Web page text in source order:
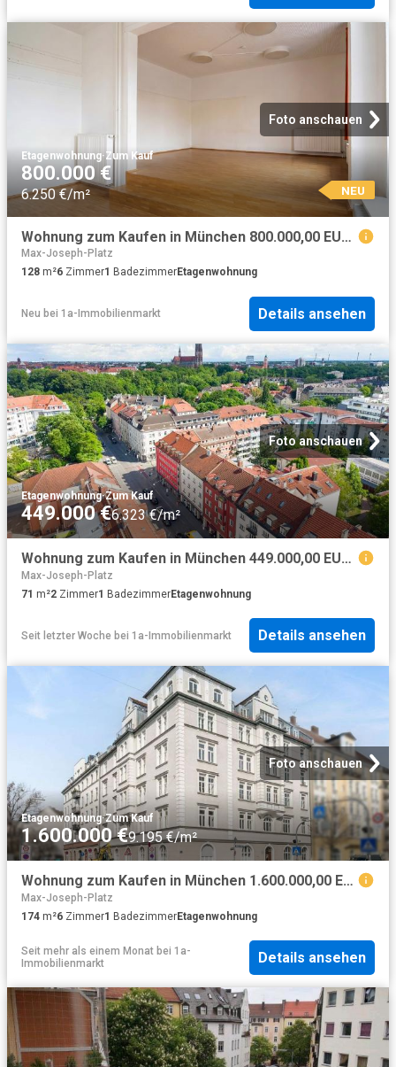
Foto anschauen
Etagenwohnung·Zum Kauf
800.000 €
6.250 €/m² NEU
Wohnung zum Kaufen in München 800.000,00 EUR 128 m²
Max-Joseph-Platz
128 m²6 Zimmer1 BadezimmerEtagenwohnung
Neu bei 1a-Immobilienmarkt Details ansehen
Foto anschauen
Etagenwohnung·Zum Kauf
449.000 €6.323 €/m²
Wohnung zum Kaufen in München 449.000,00 EUR 71 m²
Max-Joseph-Platz
71 m²2 Zimmer1 BadezimmerEtagenwohnung
Seit letzter Woche bei 1a-Immobilienmarkt Details ansehen
Foto anschauen
Etagenwohnung·Zum Kauf
1.600.000 €9.195 €/m²
Wohnung zum Kaufen in München 1.600.000,00 EUR 174 m²
Max-Joseph-Platz
174 m²6 Zimmer1 BadezimmerEtagenwohnung
Seit mehr als einem Monat bei 1a-
Immobilienmarkt
Details ansehen